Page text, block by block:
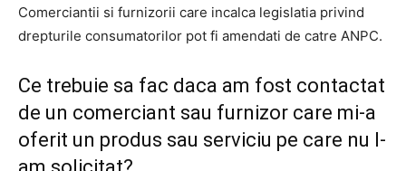
Comerciantii si furnizorii care incalca legislatia privind
drepturile consumatorilor pot fi amendati de catre ANPC.
Ce trebuie sa fac daca am fost contactat
de un comerciant sau furnizor care mi-a
oferit un produs sau serviciu pe care nu l-